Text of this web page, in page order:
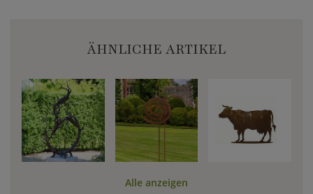
ÄHNLICHE ARTIKEL
Alle anzeigen